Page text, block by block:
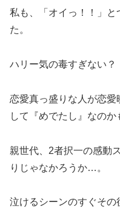
私も、「オイっ！！」と
た。
ハリー気の毒すぎない？
恋愛真っ盛りな人が恋
して『めでたし』なのか
親世代、2者択一の感動
りじゃなかろうか… 。
泣けるシーンのすぐそ